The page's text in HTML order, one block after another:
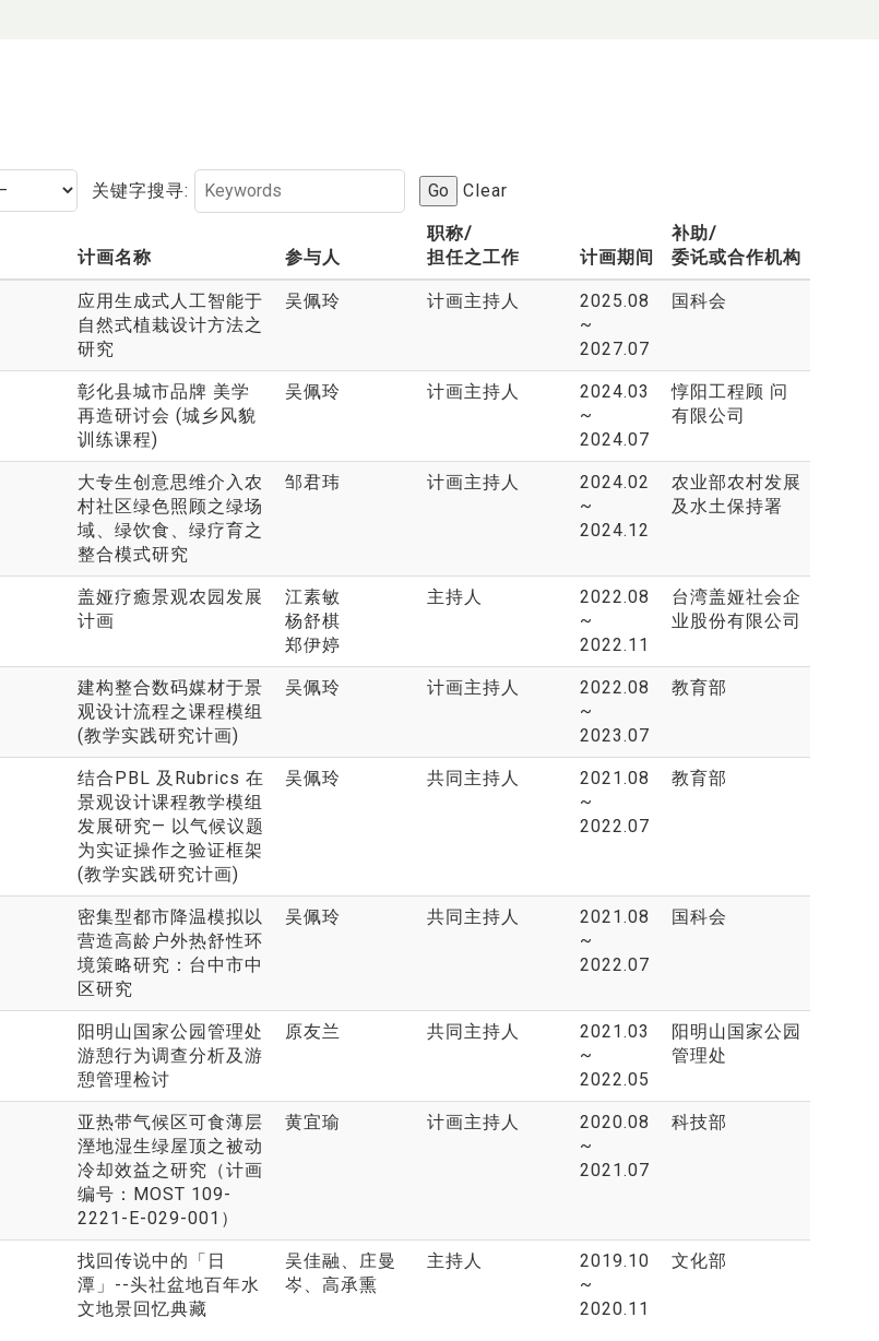
关键字搜寻: Go Clear
计画名称 参与人
职称/
担任之工作
计画期间
补助/
委讬或合作机构
应用生成式人工智能于
自然式植栽设计方法之
研究
吴佩玲 计画主持人
2025.08
~
2027.07
国科会
彰化县城市品牌 美学
再造研讨会 (城乡风貌
训练课程)
吴佩玲 计画主持人
2024.03
~
2024.07
惇阳工程顾 问
有限公司
大专生创意思维介入农
村社区绿色照顾之绿场
域、绿饮食、绿疗育之
整合模式研究
邹君玮 计画主持人
2024.02
~
2024.12
农业部农村发展
及水土保持署
盖娅疗癒景观农园发展
计画
江素敏
杨舒棋
郑伊婷
主持人
2022.08
~
2022.11
台湾盖娅社会企
业股份有限公司
建构整合数码媒材于景
观设计流程之课程模组
(教学实践研究计画)
吴佩玲 计画主持人
2022.08
~
2023.07
教育部
结合PBL 及Rubrics 在
景观设计课程教学模组
发展研究— 以气候议题
为实证操作之验证框架
(教学实践研究计画)
吴佩玲 共同主持人
2021.08
~
2022.07
教育部
密集型都市降温模拟以
营造高龄户外热舒性环
境策略研究：台中市中
区研究
吴佩玲 共同主持人
2021.08
~
2022.07
国科会
阳明山国家公园管理处
游憩行为调查分析及游
憩管理检讨
原友兰 共同主持人
2021.03
~
2022.05
阳明山国家公园
管理处
亚热带气候区可食薄层
溼地湿生绿屋顶之被动
冷却效益之研究（计画
编号：MOST 109-
2221-E-029-001）
黄宜瑜 计画主持人
2020.08
~
2021.07
科技部
找回传说中的「日
潭」--头社盆地百年水
文地景回忆典藏
吴佳融、庄曼
岑、高承熏
主持人
2019.10
~
2020.11
文化部